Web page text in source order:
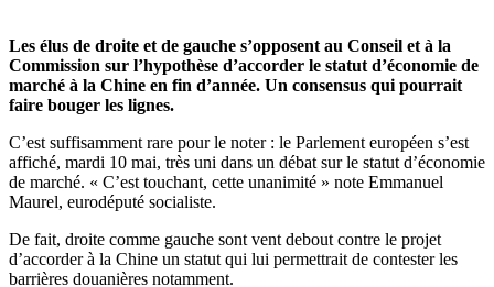
Les élus de droite et de gauche s’opposent au Conseil et à la
Commission sur l’hypothèse d’accorder le statut d’économie de
marché à la Chine en fin d’année. Un consensus qui pourrait
faire bouger les lignes.
C’est suffisamment rare pour le noter : le Parlement européen s’est
affiché, mardi 10 mai, très uni dans un débat sur le statut d’économie
de marché. « C’est touchant, cette unanimité » note Emmanuel
Maurel, eurodéputé socialiste.
De fait, droite comme gauche sont vent debout contre le projet
d’accorder à la Chine un statut qui lui permettrait de contester les
barrières douanières notamment.